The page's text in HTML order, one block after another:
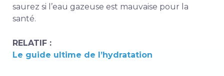
saurez si l’eau gazeuse est mauvaise pour la
santé.
RELATIF :
Le guide ultime de l’hydratation